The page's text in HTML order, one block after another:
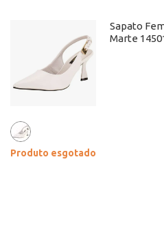
Sapato
Marte
Produto esgotado